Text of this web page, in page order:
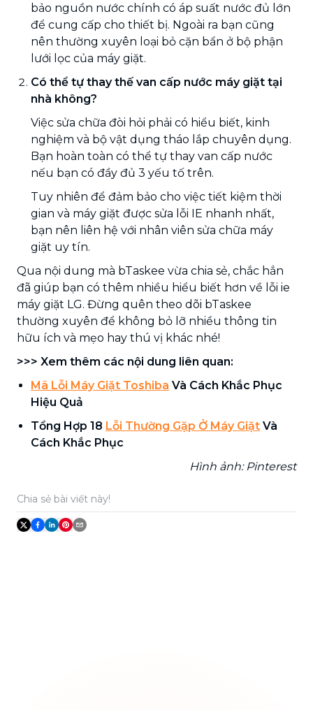
bảo nguồn nước chính có áp suất nước đủ lớn
để cung cấp cho thiết bị. Ngoài ra bạn cũng
nên thường xuyên loại bỏ cặn bẩn ở bộ phận
lưới lọc của máy giặt.
Có thể tự thay thế van cấp nước máy giặt tại
nhà không?
Việc sửa chữa đòi hỏi phải có hiểu biết, kinh
nghiệm và bộ vật dụng tháo lắp chuyên dụng.
Bạn hoàn toàn có thể tự thay van cấp nước
nếu bạn có đầy đủ 3 yếu tố trên.
Tuy nhiên để đảm bảo cho việc tiết kiệm thời
gian và máy giặt được sửa lỗi IE nhanh nhất,
bạn nên liên hệ với nhân viên sửa chữa máy
giặt uy tín.
Qua nội dung mà bTaskee vừa chia sẻ, chắc hẳn
đã giúp bạn có thêm nhiều hiểu biết hơn về lỗi ie
máy giặt LG. Đừng quên theo dõi bTaskee
thường xuyên để không bỏ lỡ nhiều thông tin
hữu ích và mẹo hay thú vị khác nhé!
>>> Xem thêm các nội dung liên quan:
Mã Lỗi Máy Giặt Toshiba Và Cách Khắc Phục
Hiệu Quả
Tổng Hợp 18 Lỗi Thường Gặp Ở Máy Giặt Và
Cách Khắc Phục
Hình ảnh: Pinterest
Chia sẻ bài viết này!